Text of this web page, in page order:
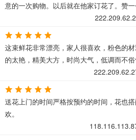
意的一次购物。以后就在他家订花了。赞一
这束鲜花非常漂亮，家人很喜欢，粉色的
的太艳，精美大方，时尚大气，低调而不俗
送花上门的时间严格按预约的时间，花也
欢。